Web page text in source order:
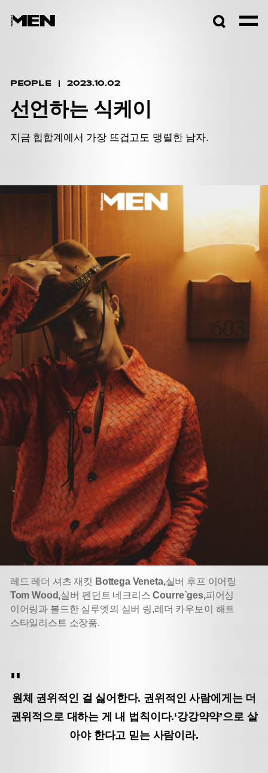
PEOPLE 2023.10.02
선언하는 식케이
지금 힙합계에서 가장 뜨겁고도 맹렬한 남자.
레드 레더 셔츠 재킷 Bottega Veneta,실버 후프 이어링
Tom Wood,실버 펜던트 네크리스 Courre`ges,피어싱
이어링과 볼드한 실루엣의 실버 링,레더 카우보이 해트
스타일리스트 소장품.
원체 권위적인 걸 싫어한다. 권위적인 사람에게는 더
권위적으로 대하는 게 내 법칙이다.‘강강약약’으로 살
아야 한다고 믿는 사람이라.